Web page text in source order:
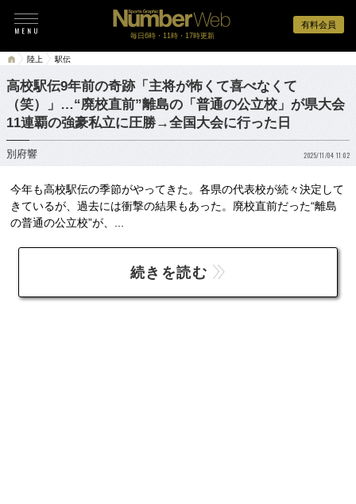
有料会員
毎日6時・11時・17時更新
陸上 駅伝
高校駅伝9年前の奇跡「主将が怖くて喜べなくて
（笑）」…“廃校直前”離島の「普通の公立校」が県大会
11連覇の強豪私立に圧勝→全国大会に行った日
別府響 2025/11/04 11:02
今年も高校駅伝の季節がやってきた。各県の代表校が続々決定して
きているが、過去には衝撃の結果もあった。廃校直前だった“離島
の普通の公立校”が、...
続きを読む